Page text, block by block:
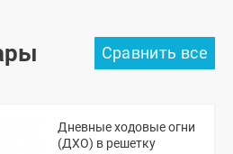
Дневные ходовые огни
(ДХО) в решетку